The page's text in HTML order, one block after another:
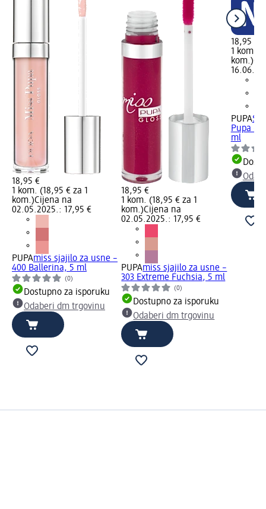
18,95 €
1 kom. (18,95 € za 1
kom.)Cijena na
02.05.2025.: 17,95 €
PUPAmiss sjajilo za usne –
400 Ballerina, 5 ml
(0)
Dostupno za isporuku
Odaberi dm trgovinu
18,95 €
1 kom. (18,95 € za 1
kom.)Cijena na
02.05.2025.: 17,95 €
PUPAmiss sjajilo za usne –
303 Extreme Fuchsia, 5 ml
(0)
Dostupno za isporuku
Odaberi dm trgovinu
18,95 €
1 kom.
kom.)
PUPA
Pupa –
ml